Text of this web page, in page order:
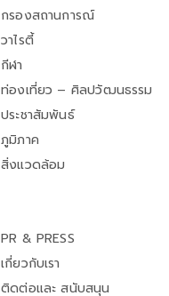
กรองสถานการณ์
วาไรตี้
กีฬา
ท่องเที่ยว – ศิลปวัฒนธรรม
ประชาสัมพันธ์
ภูมิภาค
สิ่งแวดล้อม
PR & PRESS
เกี่ยวกับเรา
ติดต่อและ สนับสนุน